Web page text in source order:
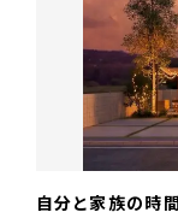
自分と家族の時